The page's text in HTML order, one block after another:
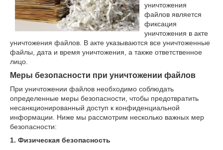
уничтожения
файлов является
фиксация
уничтожения в акте
уничтожения файлов. В акте указываются все уничтоженные
файлы, дата и время уничтожения, а также ответственное
лицо.
Меры безопасности при уничтожении файлов
При уничтожении файлов необходимо соблюдать
определенные меры безопасности, чтобы предотвратить
несанкционированный доступ к конфиденциальной
информации. Ниже мы рассмотрим несколько важных мер
безопасности:
1. Физическая безопасность